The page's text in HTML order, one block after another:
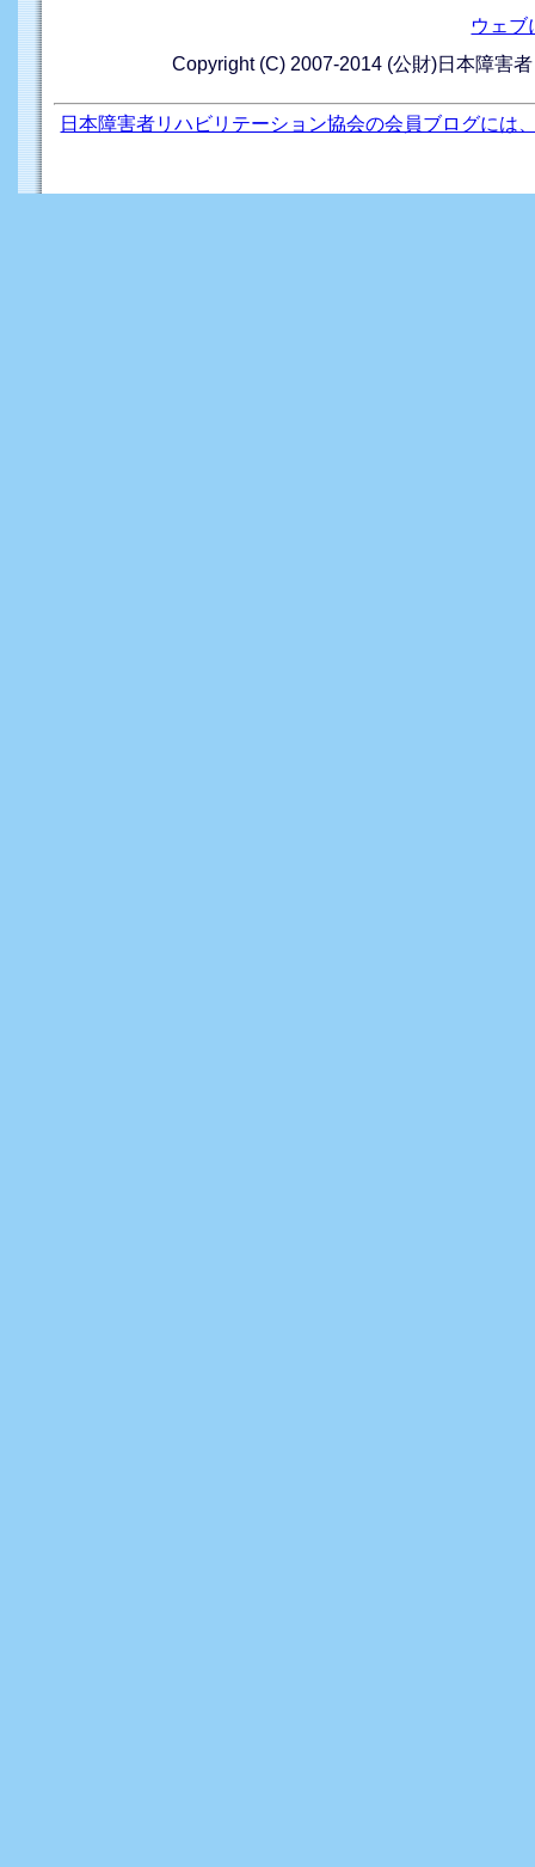
ウェブ
Copyright (C) 2007-2014 (公財)日本障害
日本障害者リハビリテーション協会の会員ブログには